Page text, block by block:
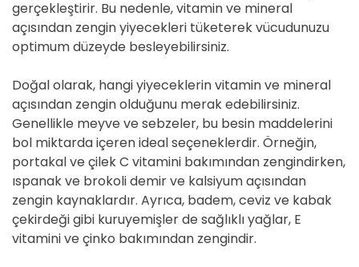
gerçekleştirir. Bu nedenle, vitamin ve mineral
açısından zengin yiyecekleri tüketerek vücudunuzu
optimum düzeyde besleyebilirsiniz.
Doğal olarak, hangi yiyeceklerin vitamin ve mineral
açısından zengin olduğunu merak edebilirsiniz.
Genellikle meyve ve sebzeler, bu besin maddelerini
bol miktarda içeren ideal seçeneklerdir. Örneğin,
portakal ve çilek C vitamini bakımından zengindirken,
ıspanak ve brokoli demir ve kalsiyum açısından
zengin kaynaklardır. Ayrıca, badem, ceviz ve kabak
çekirdeği gibi kuruyemişler de sağlıklı yağlar, E
vitamini ve çinko bakımından zengindir.